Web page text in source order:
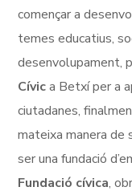
començar a
temes educatius,
desenvolupament,
Cívica Betxí per a
ciutadanes,
mateixa manera de
ser una fundació
Fundació cívica,